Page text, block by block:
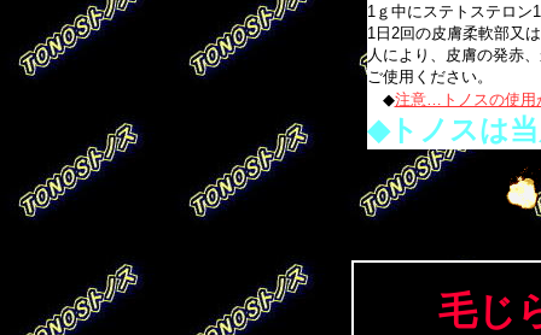
1ｇ中にステトステロン
1日2回の皮膚柔軟部又
人により、皮膚の発赤
ご使用ください。
◆注意…トノスの使用
◆トノスは
毛じ